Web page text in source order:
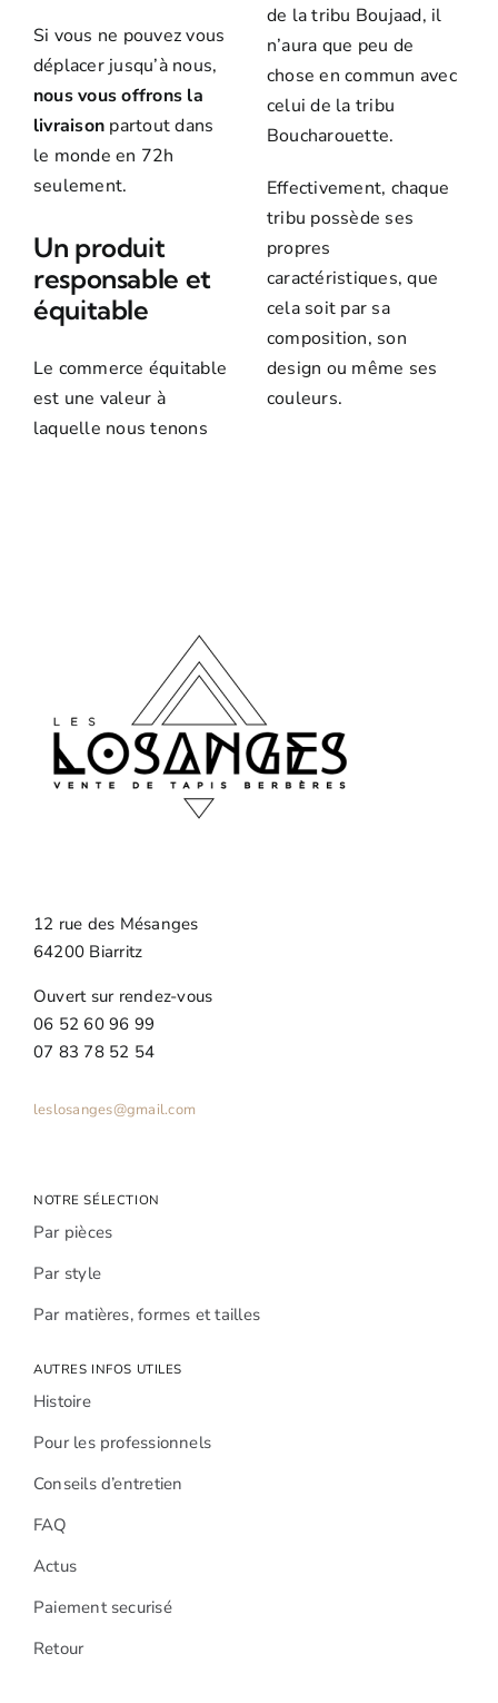
Si vous ne pouvez vous
déplacer jusqu’à nous,
nous vous offrons la
livraison partout dans
le monde en 72h
seulement.
Un produit
responsable et
équitable
Le commerce équitable
est une valeur à
laquelle nous tenons
de la tribu Boujaad, il
n’aura que peu de
chose en commun avec
celui de la tribu
Boucharouette.
Effectivement, chaque
tribu possède ses
propres
caractéristiques, que
cela soit par sa
composition, son
design ou même ses
couleurs.
12 rue des Mésanges
64200 Biarritz
Ouvert sur rendez-vous
06 52 60 96 99
07 83 78 52 54
leslosanges@gmail.com
NOTRE SÉLECTION
Par pièces
Par style
Par matières, formes et tailles
AUTRES INFOS UTILES
Histoire
Pour les professionnels
Conseils d’entretien
FAQ
Actus
Paiement securisé
Retour